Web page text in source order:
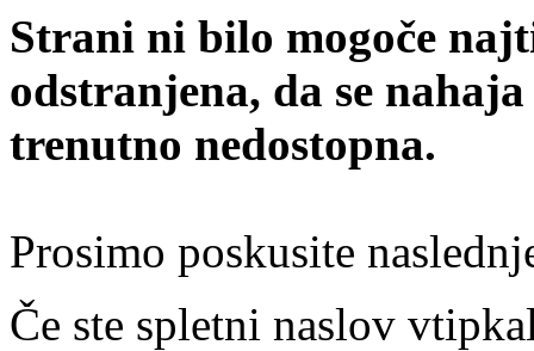
Strani ni bilo mogoče
odstranjena, da se
trenutno nedostopna.
Prosimo poskusite
Če ste spletni naslov